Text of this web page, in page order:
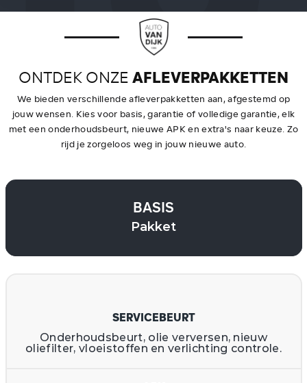
ONTDEK ONZE AFLEVERPAKKETTEN
We bieden verschillende afleverpakketten aan, afgestemd op
jouw wensen. Kies voor basis, garantie of volledige garantie, elk
met een onderhoudsbeurt, nieuwe APK en extra's naar keuze. Zo
rijd je zorgeloos weg in jouw nieuwe auto.
BASIS
Pakket
SERVICEBEURT
Onderhoudsbeurt, olie verversen, nieuw
oliefilter, vloeistoffen en verlichting controle.